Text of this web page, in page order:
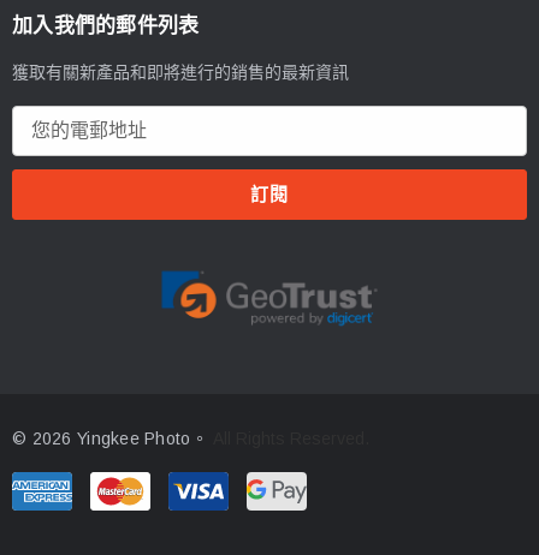
加入我們的郵件列表
獲取有關新產品和即將進行的銷售的最新資訊
郵
© 2026 Yingkee Photo。